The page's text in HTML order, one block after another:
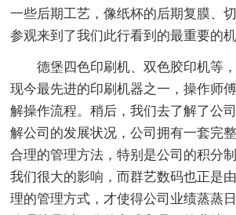
一些后期工艺，像纸杯的后期复膜、
参观来到了我们此行看到的最重要的机
德堡四色印刷机、双色胶印机等，
现今最先进的印刷机器之一，操作师
解操作流程。稍后，我们去了解了公
解公司的发展状况，公司拥有一套完
合理的管理方法，特别是公司的积分
我们很大的影响，而群艺数码也正是
理的管理方式，才使得公司业绩蒸蒸